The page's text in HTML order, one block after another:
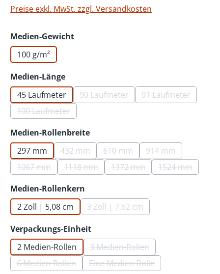
Preise exkl. MwSt. zzgl. Versandkosten
Medien-Gewichtauswählen
100 g/m²
Medien-Längeauswählen
45 Laufmeter
90 Laufmeter(Diese Option ist zurzeit nicht
91 Laufmeter
(Diese Option
100 Laufmeter(Diese Option ist zurzeit nicht verfügbar.)
Medien-Rollenbreiteauswählen
297 mm
432 mm(Diese Option ist zurzeit nicht verfügbar.)
610 mm(Diese Option ist zurzeit nicht
914 mm(Diese Option ist
1067 mm(Diese Option ist zurzeit nicht verfügbar.)
1118 mm(Diese Option ist zurzeit nicht verfügbar.)
1372 mm(Diese Option ist zurzeit
1524 mm
(Diese
Medien-Rollenkern
2 Zoll | 5,08 cm
3 Zoll | 7,62 cm(Diese Option ist zurzeit nicht
Verpackungs-Einheitauswählen
2 Medien-Rollen
3 Medien-Rollen(Diese Option ist zurzeit nicht
6 Medien-Rollen(Diese Option ist zurzeit nicht verfügbar.)
Eine Medien-Rolle(Diese Option ist zurzeit